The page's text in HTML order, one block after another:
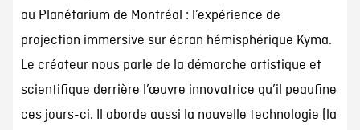
au Planétarium de Montréal : l’expérience de
projection immersive sur écran hémisphérique Kyma.
Le créateur nous parle de la démarche artistique et
scientifique derrière l’œuvre innovatrice qu’il peaufine
ces jours-ci. Il aborde aussi la nouvelle technologie (la